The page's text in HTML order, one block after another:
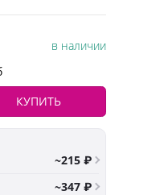
в наличии
КУПИТЬ
~215 ₽
~347 ₽